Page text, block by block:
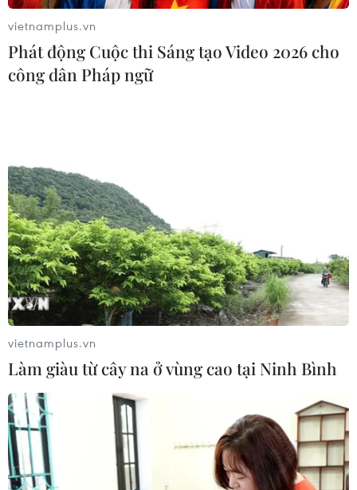
trong trận thua Việt Nam
24/11/2016 01:53
Sau trận thua trước đội tuyển Việt Nam với tỷ số 0-1 tại
vòng bảng AFF Cup, tờ New Straits Times có bài bình
Truyền thông quốc tế đánh giá cao chiến
thắng của tuyển Việt Nam
24/11/2016 02:35
vietnamplus.vn
Phát động Cuộc thi Sáng tạo Video 2026 cho
công dân Pháp ngữ
vietnamplus.vn
Làm giàu từ cây na ở vùng cao tại Ninh Bình